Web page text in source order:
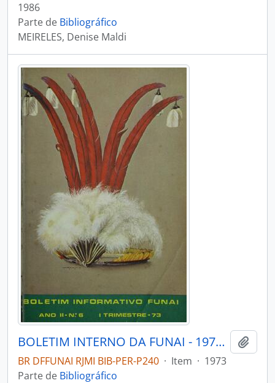
1986
Parte de Bibliográfico
MEIRELES, Denise Maldi
BOLETIM INTERNO DA FUNAI - 1973 - Nº06
BR DFFUNAI RJMI BIB-PER-P240 · Item · 1973
Parte de Bibliográfico